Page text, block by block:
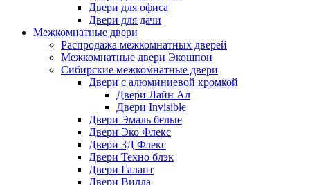
Двери для офиса
Двери для дачи
Межкомнатные двери
Распродажа межкомнатных дверей
Межкомнатные двери Экошпон
Сибирские межкомнатные двери
Двери с алюминиевой кромкой
Двери Лайн Ал
Двери Invisible
Двери Эмаль белые
Двери Эко Флекс
Двери 3Д Флекс
Двери Техно блэк
Двери Галант
Двери Вилла